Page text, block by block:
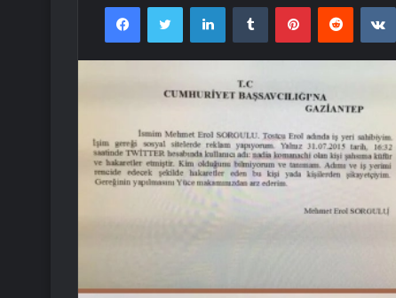
FacebookTwitter LinkedInTumblr PinterestReddit